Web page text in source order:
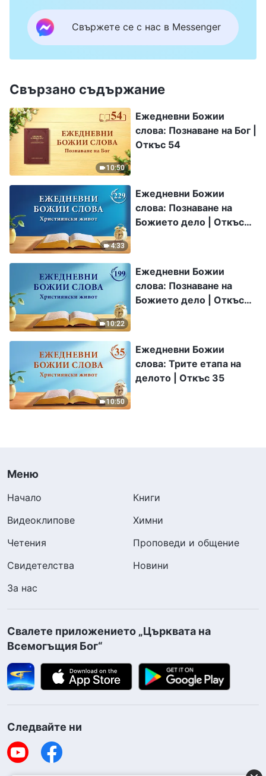
Свържете се с нас в Messenger
Свързано съдържание
10:50
Ежедневни Божии
слова: Познаване на Бог |
Откъс 54
4:33
Ежедневни Божии
слова: Познаване на
Божието дело | Откъс
10:22
Ежедневни Божии
слова: Познаване на
Божието дело | Откъс
10:50
Ежедневни Божии
слова: Трите етапа на
делото | Откъс 35
Меню
Начало
Книги
Видеоклипове
Химни
Четения
Проповеди и общение
Свидетелства
Новини
За нас
Свалете приложението „Църквата на
Всемогъщия Бог“
Следвайте ни